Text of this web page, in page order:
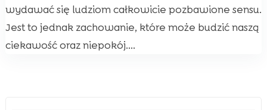
wydawać się ludziom całkowicie pozbawione sensu.
Jest to jednak zachowanie, które może budzić naszą
ciekawość oraz niepokój....